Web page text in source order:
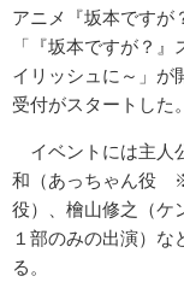
アニメ『坂本ですが
「『坂本ですが？
イリッシュに～」が
受付がスタートした。
イベントには主人
和（あっちゃん役
役）、檜山修之（
１部のみの出演）
る。